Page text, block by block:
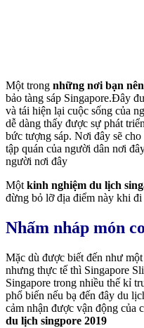
Một trong những nơi bạn
bảo tàng sáp Singapore.Đây
và tái hiện lại cuộc sống của
dễ dàng thấy được sự phát
bức tượng sáp. Nơi đây sẽ
tập quán của người dân nơi
người nơi đây
Một kinh nghiệm du lịch
đừng bỏ lỡ địa điểm này khi đi
Nhấm nháp món
Mặc dù được biết đến như
nhưng thực tế thì Singapore
Singapore trong nhiều thế kỉ
phổ biến nếu bạ đến đây du
cảm nhận được vận động của
du lịch singpore 2019